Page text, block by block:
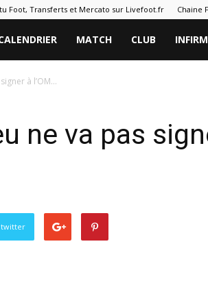
Foot, Transferts et Mercato sur Livefoot.fr Chaine
MATCH CLUB
à l’OM…
ne va pas
twitter